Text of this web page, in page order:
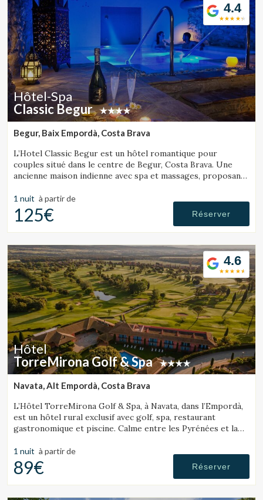
ES EN FR
4.4
Hôtel-Spa
Classic Begur
Begur, Baix Empordà, Costa Brava
L’Hotel Classic Begur est un hôtel romantique pour
couples situé dans le centre de Begur, Costa Brava. Une
ancienne maison indienne avec spa et massages, proposant
1 nuit à partir de
125€ Réserver
4.6
Hôtel
TorreMirona Golf & Spa
Navata, Alt Empordà, Costa Brava
L’Hôtel TorreMirona Golf & Spa, à Navata, dans l’Empordà,
est un hôtel rural exclusif avec golf, spa, restaurant
gastronomique et piscine. Calme entre les Pyrénées et la
1 nuit à partir de
89€ Réserver
Modifier les cookies
Technique et Fonctionnel
Toujours actif
Ce site Web utilise ses propres cookies pour collecter des
informations afin d'améliorer nos services. Si vous
continuez à naviguer, vous acceptez leur installation.
L'utilisateur a la possibilité de configurer son navigateur,
pouvant, s'il le souhaite, empêcher leur installation sur son
disque dur, même s'il doit garder à l'esprit qu'une telle
site.